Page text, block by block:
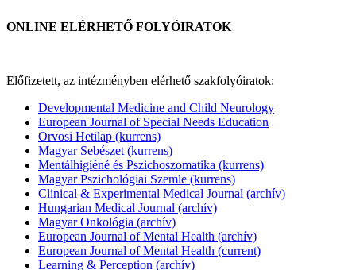
ONLINE ELÉRHETŐ FOLYÓIRATOK
Előfizetett, az intézményben elérhető szakfolyóiratok:
Developmental Medicine and Child Neurology
European Journal of Special Needs Education
Orvosi Hetilap (kurrens)
Magyar Sebészet (kurrens)
Mentálhigiéné és Pszichoszomatika (kurrens)
Magyar Pszichológiai Szemle (kurrens)
Clinical & Experimental Medical Journal (archív)
Hungarian Medical Journal (archív)
Magyar Onkológia (archív)
European Journal of Mental Health (archív)
European Journal of Mental Health (current)
Learning & Perception (archív)